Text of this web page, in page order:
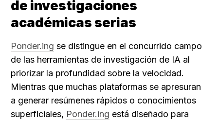
de investigaciones
académicas serias
Ponder.ing se distingue en el concurrido campo
de las herramientas de investigación de IA al
priorizar la profundidad sobre la velocidad.
Mientras que muchas plataformas se apresuran
a generar resúmenes rápidos o conocimientos
superficiales, Ponder.ing está diseñado para